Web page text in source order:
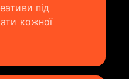
під
кожної